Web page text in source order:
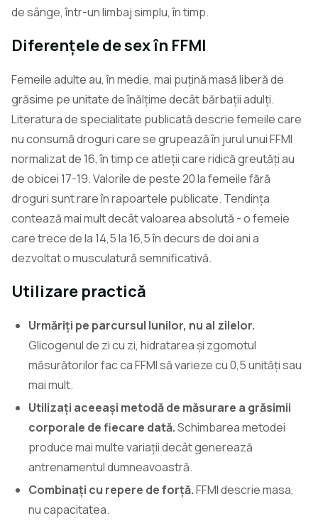
de sânge, într-un limbaj simplu, în timp.
Diferențele de sex în FFMI
Femeile adulte au, în medie, mai puțină masă liberă de
grăsime pe unitate de înălțime decât bărbații adulți.
Literatura de specialitate publicată descrie femeile care
nu consumă droguri care se grupează în jurul unui FFMI
normalizat de 16, în timp ce atleții care ridică greutăți au
de obicei 17-19. Valorile de peste 20 la femeile fără
droguri sunt rare în rapoartele publicate. Tendința
contează mai mult decât valoarea absolută - o femeie
care trece de la 14,5 la 16,5 în decurs de doi ani a
dezvoltat o musculatură semnificativă.
Utilizare practică
Urmăriți pe parcursul lunilor, nu al zilelor.
Glicogenul de zi cu zi, hidratarea și zgomotul
măsurătorilor fac ca FFMI să varieze cu 0,5 unități sau
mai mult.
Utilizați aceeași metodă de măsurare a grăsimii
corporale de fiecare dată.Schimbarea metodei
produce mai multe variații decât generează
antrenamentul dumneavoastră.
Combinați cu repere de forță.FFMI descrie masa,
nu capacitatea.